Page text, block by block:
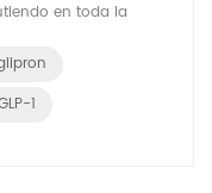
en toda la
1